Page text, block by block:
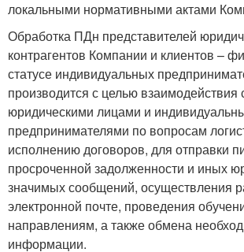
локальными нормативными актами
Обработка ПДн представителей
контрагентов Компании и клиентов –
статусе индивидуальных
производится с целью взаимодействия
юридическими лицами и
предпринимателями по вопросам
исполнению договоров, для отправки
просроченной задолженности и иных
значимых сообщений, осуществления
электронной почте, проведения
направлениям, а также обмена
информации.